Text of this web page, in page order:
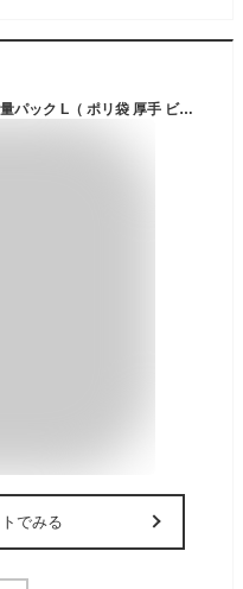
【楽天市場】収納袋 なんでもパック 重量パック L（ ポリ袋 厚手 ビニール袋 丈夫 頑丈 ）：リビングート 楽天市場店
でみる